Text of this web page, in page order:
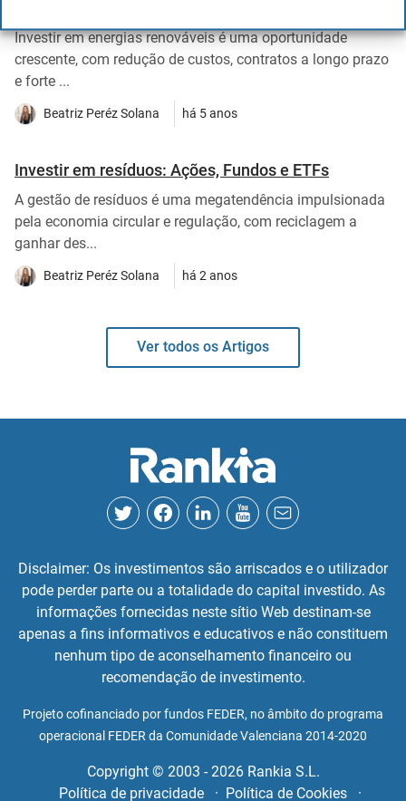
Investir em energias renováveis é uma oportunidade
crescente, com redução de custos, contratos a longo prazo
e forte ...
Beatriz Peréz Solana há 5 anos
Investir em resíduos: Ações, Fundos e ETFs
A gestão de resíduos é uma megatendência impulsionada
pela economia circular e regulação, com reciclagem a
ganhar des...
Beatriz Peréz Solana há 2 anos
Ver todos os Artigos
Disclaimer: Os investimentos são arriscados e o utilizador
pode perder parte ou a totalidade do capital investido. As
informações fornecidas neste sítio Web destinam-se
apenas a fins informativos e educativos e não constituem
nenhum tipo de aconselhamento financeiro ou
recomendação de investimento.
Projeto cofinanciado por fundos FEDER, no âmbito do programa
operacional FEDER da Comunidade Valenciana 2014-2020
Copyright © 2003 - 2026 Rankia S.L.
Política de privacidade
Política de Cookies